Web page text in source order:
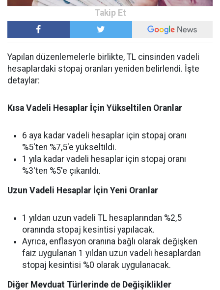
Yapılan düzenlemelerle birlikte, TL cinsinden vadeli
hesaplardaki stopaj oranları yeniden belirlendi. İşte
detaylar:
Kısa Vadeli Hesaplar İçin Yükseltilen Oranlar
6 aya kadar vadeli hesaplar için stopaj oranı
%5'ten %7,5'e yükseltildi.
1 yıla kadar vadeli hesaplar için stopaj oranı
%3'ten %5'e çıkarıldı.
Uzun Vadeli Hesaplar İçin Yeni Oranlar
1 yıldan uzun vadeli TL hesaplarından %2,5
oranında stopaj kesintisi yapılacak.
Ayrıca, enflasyon oranına bağlı olarak değişken
faiz uygulanan 1 yıldan uzun vadeli hesaplardan
stopaj kesintisi %0 olarak uygulanacak.
Diğer Mevduat Türlerinde de Değişiklikler